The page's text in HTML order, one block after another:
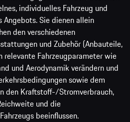
individuelles Fahrzeug und
Sie dienen allein
den verschiedenen
und Zubehör (Anbauteile,
relevante Fahrzeugparameter wie
und Aerodynamik verändern und
sowie dem
den Kraftstoff-/Stromverbrauch,
und die
beeinflussen.